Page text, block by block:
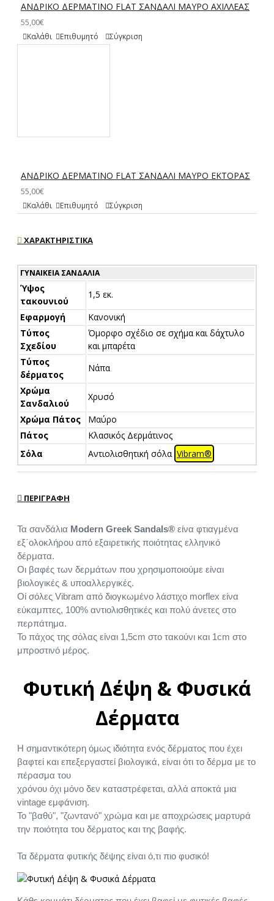
ΑΝΔΡΙΚΟ ΔΕΡΜΑΤΙΝΟ FLAT ΣΑΝΔΑΛΙ ΜΑΥΡΟ ΑΧΙΛΛΕΑΣ
55,00€
Καλάθι Επιθυμητό Σύγκριση
ΑΝΔΡΙΚΟ ΔΕΡΜΑΤΙΝΟ FLAT ΣΑΝΔΑΛΙ ΜΑΥΡΟ ΕΚΤΟΡΑΣ
55,00€
Καλάθι Επιθυμητό Σύγκριση
ΧΑΡΑΚΤΗΡΙΣΤΙΚΆ
ΓΥΝΑΙΚΕΊΑ ΣΑΝΔΆΛΙΑ
Ύψος
τακουνιού
1,5 εκ.
Εφαρμογή
Κανονική
Τύπος
Σχεδίου
Όμορφο σχέδιο σε σχήμα και δάχτυλο
και μπαρέτα
Τύπος
δέρματος
Νάπα
Χρώμα
Σανδαλιού
Χρυσό
Χρώμα Πάτος
Μαύρο
Πάτος
Κλασικός Δερμάτινος
Σόλα
Αντιολισθητική σόλα Vibram®
ΠΕΡΙΓΡΑΦΉ
Τα σανδάλια Modern Greek Sandals® είνα φτιαγμένα
εξ΄ολοκλήρου από εξαιρετικής ποιότητας ελληνικό
δέρματα.
Οι βαφές των δερμάτων που χρησιμοποιούμε είναι
βιολογικές & υποαλλεργικές.
Οί σόλες Vibram από διογκωμένο λάστιχο morflex είνα
εύκαμπτες, 100% αντιολισθητικές και πολύ άνετες στο
περπάτημα.
Το πάχος της σόλας είναι 1,5cm στο τακούνι και 1cm στο
μπροστινό μέρος.
Φυτική Δέψη & Φυσικά
Δέρματα
Η σημαντικότερη όμως ιδιότητα ενός δέρματος που έχει
βαφτεί και επεξεργαστεί βιολογικά, είναι ότι το δέρμα με το
πέρασμα του
χρόνου όχι μόνο δεν καταστρέφεται, αλλά αποκτά μια
vintage εμφάνιση.
Το "βαθύ", "ζωντανό" χρώμα και με αποχρώσεις μαρτυρά
την ποιότητα του δέρματος και της βαφής.
Τα δέρματα φυτικής δέψης είναι ό,τι πιο φυσικό!